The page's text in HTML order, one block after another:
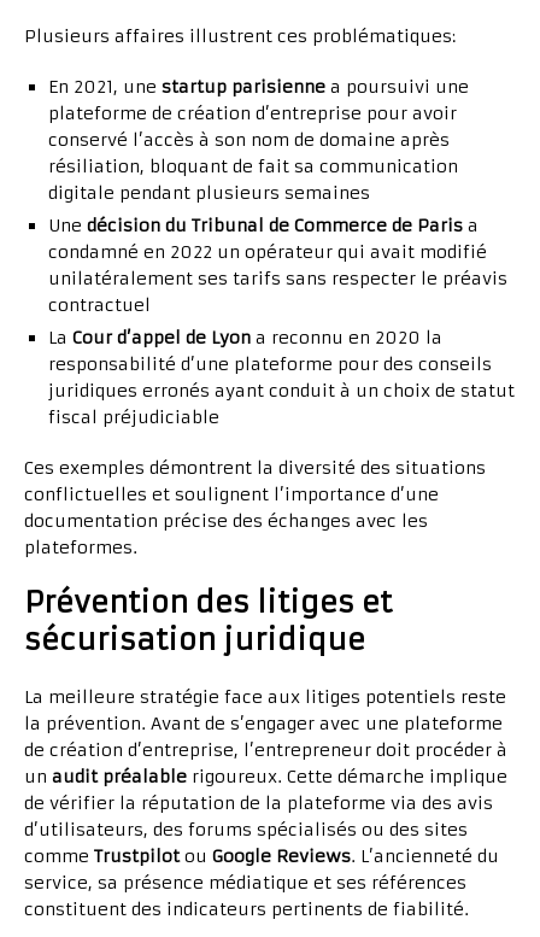
Plusieurs affaires illustrent ces problématiques:
En 2021, une startup parisienne a poursuivi une
plateforme de création d’entreprise pour avoir
conservé l’accès à son nom de domaine après
résiliation, bloquant de fait sa communication
digitale pendant plusieurs semaines
Une décision du Tribunal de Commerce de Paris a
condamné en 2022 un opérateur qui avait modifié
unilatéralement ses tarifs sans respecter le préavis
contractuel
La Cour d’appel de Lyon a reconnu en 2020 la
responsabilité d’une plateforme pour des conseils
juridiques erronés ayant conduit à un choix de statut
fiscal préjudiciable
Ces exemples démontrent la diversité des situations
conflictuelles et soulignent l’importance d’une
documentation précise des échanges avec les
plateformes.
Prévention des litiges et
sécurisation juridique
La meilleure stratégie face aux litiges potentiels reste
la prévention. Avant de s’engager avec une plateforme
de création d’entreprise, l’entrepreneur doit procéder à
un audit préalable rigoureux. Cette démarche implique
de vérifier la réputation de la plateforme via des avis
d’utilisateurs, des forums spécialisés ou des sites
comme Trustpilotou Google Reviews. L’ancienneté du
service, sa présence médiatique et ses références
constituent des indicateurs pertinents de fiabilité.